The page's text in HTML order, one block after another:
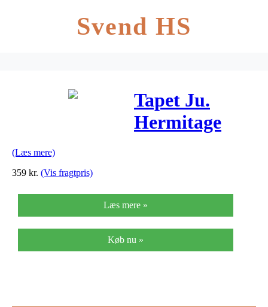
Svend HS
Tapet Ju.
Hermitage
(Læs mere)
359 kr. (Vis fragtpris)
Læs mere »
Køb nu »